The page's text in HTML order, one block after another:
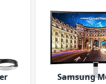
Samsung